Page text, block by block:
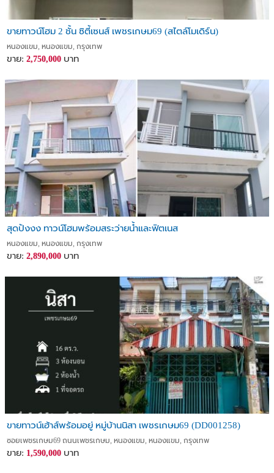
ขายทาวน์โฮม 2 ชั้น ซิตี้เซนส์ เพชรเกษม69 (สไตล์โมเดิร์น)
หนองแขม, หนองแขม, กรุงเทพ
ขาย: 2,750,000 บาท
สุดปังงง ทาวน์โฮมพร้อมสระว่ายน้ำและฟิตเนส
หนองแขม, หนองแขม, กรุงเทพ
ขาย: 2,890,000 บาท
ขายทาวน์เฮ้าส์พร้อมอยู่ หมู่บ้านนิสา เพชรเกษม69 (DD001258)
ซอยเพชรเกษม69 ถนนเพชรเกษม, หนองแขม, หนองแขม, กรุงเทพ
ขาย: 1,590,000 บาท